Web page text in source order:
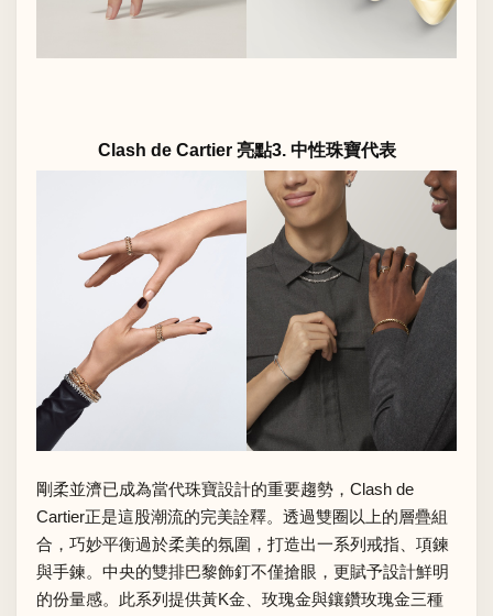
Clash de Cartier 亮點3. 中性珠寶代表
剛柔並濟已成為當代珠寶設計的重要趨勢，Clash de
Cartier正是這股潮流的完美詮釋。透過雙圈以上的層疊組
合，巧妙平衡過於柔美的氛圍，打造出一系列戒指、項鍊
與手鍊。中央的雙排巴黎飾釘不僅搶眼，更賦予設計鮮明
的份量感。此系列提供黃K金、玫瑰金與鑲鑽玫瑰金三種